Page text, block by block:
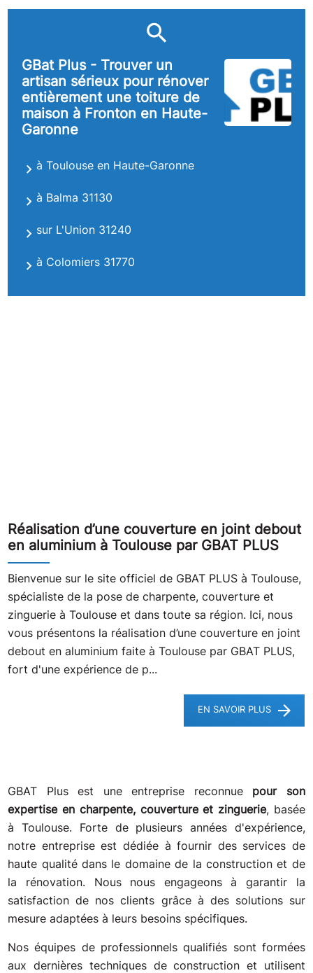
GBat Plus - Trouver un
artisan sérieux pour rénover
entièrement une toiture de
maison à Fronton en Haute-
Garonne
à Toulouse en Haute-Garonne
à Balma 31130
sur L'Union 31240
à Colomiers 31770
Réalisation d’une couverture en joint debout
en aluminium à Toulouse par GBAT PLUS
Bienvenue sur le site officiel de GBAT PLUS à Toulouse,
spécialiste de la pose de charpente, couverture et
zinguerie à Toulouse et dans toute sa région. Ici, nous
vous présentons la réalisation d’une couverture en joint
debout en aluminium faite à Toulouse par GBAT PLUS,
fort d'une expérience de p...
EN SAVOIR PLUS
GBAT Plus est une entreprise reconnue pour son
expertise en charpente, couverture et zinguerie, basée
à Toulouse. Forte de plusieurs années d'expérience,
notre entreprise est dédiée à fournir des services de
haute qualité dans le domaine de la construction et de
la rénovation. Nous nous engageons à garantir la
satisfaction de nos clients grâce à des solutions sur
mesure adaptées à leurs besoins spécifiques.
Nos équipes de professionnels qualifiés sont formées
aux dernières techniques de construction et utilisent